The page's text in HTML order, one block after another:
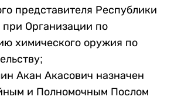
представителя Республики
при Организации по
химического оружия по
Акан Акасович назначен
и Полномочным Послом